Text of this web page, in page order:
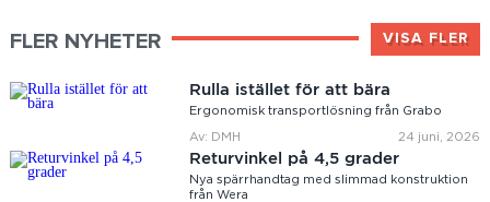
FLER NYHETER VISA FLER
Rulla istället för att bära
Ergonomisk transportlösning från Grabo
Av: DMH 24 juni, 2026
Returvinkel på 4,5 grader
Nya spärrhandtag med slimmad konstruktion
från Wera